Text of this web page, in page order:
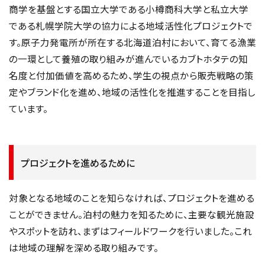
商学を基盤とする国立大学である小樽商科大学と私立大学
である札幌学院大学の協力による地域活性化プロジェクトで
す。原子力発電所が所在する北海道泊村において、育てる漁業
の一環として養殖の取り組みが進んでいるカブトホタテの知
名度と付加価値を高めるため、学生の視点から販売戦略の策
定やブランド化を進め、地域の活性化を推進することを目指し
ています。
プロジェクトを進めるために
対象となる地域のことを知らなければ、プロジェクトを進める
ことができません。泊村の魅力を知るために、主要な観光施設
やスポットを訪れ、まずはフィールドワークを行いました。これ
は地域の理解を深める取り組みです。